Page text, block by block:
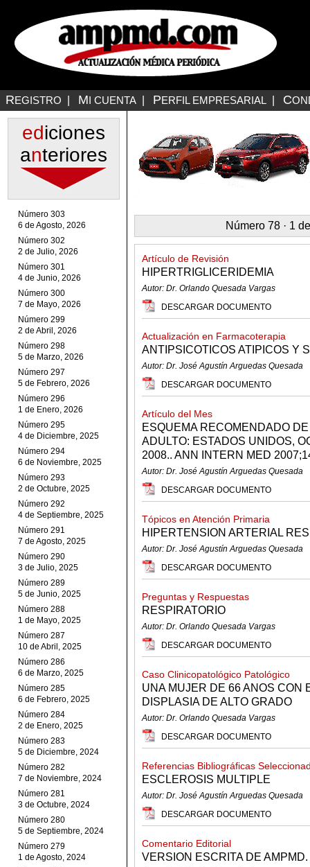
REGISTRO MI CUENTA PERFIL EMPRESARIAL C
ediciones
anteriores
Número 303
6 de Agosto, 2026
Número 302
2 de Julio, 2026
Número 301
4 de Junio, 2026
Número 300
7 de Mayo, 2026
Número 299
2 de Abril, 2026
Número 298
5 de Marzo, 2026
Número 297
5 de Febrero, 2026
Número 296
1 de Enero, 2026
Número 295
4 de Diciembre, 2025
Número 294
6 de Noviembre, 2025
Número 293
2 de Octubre, 2025
Número 292
4 de Septiembre, 2025
Número 291
7 de Agosto, 2025
Número 290
3 de Julio, 2025
Número 289
5 de Junio, 2025
Número 288
1 de Mayo, 2025
Número 287
10 de Abril, 2025
Número 286
6 de Marzo, 2025
Número 285
6 de Febrero, 2025
Número 284
2 de Enero, 2025
Número 283
5 de Diciembre, 2024
Número 282
7 de Noviembre, 2024
Número 281
3 de Octubre, 2024
Número 280
5 de Septiembre, 2024
Número 279
1 de Agosto, 2024
Número 78 · 1
Artículo de Revisión
HIPERTRIGLICERIDEMIA
Autor: Dr. Orlando Quesada Vargas
DESCARGAR DOCUMENTO
Actualización en Farmacoterapia
ANTIPSICOTICOS ATIPICOS Y
Autor: Dr. José Agustín Arguedas Quesada
DESCARGAR DOCUMENTO
Artículo del Mes
ESQUEMA RECOMENDADO
ADULTO: ESTADOS UNIDOS,
2008.. ANN INTERN MED
Autor: Dr. José Agustín Arguedas Quesada
DESCARGAR DOCUMENTO
Tópicos en Atención Primaria
HIPERTENSION ARTERIAL
Autor: Dr. José Agustín Arguedas Quesada
DESCARGAR DOCUMENTO
Preguntas y Respuestas
RESPIRATORIO
Autor: Dr. Orlando Quesada Vargas
DESCARGAR DOCUMENTO
Caso Clinicopatológico Patológico
UNA MUJER DE 66 ANOS CON
DISPLASIA DE ALTO GRADO
Autor: Dr. Orlando Quesada Vargas
DESCARGAR DOCUMENTO
Referencias Bibliográficas
ESCLEROSIS MULTIPLE
Autor: Dr. José Agustín Arguedas Quesada
DESCARGAR DOCUMENTO
Comentario Editorial
VERSION ESCRITA DE